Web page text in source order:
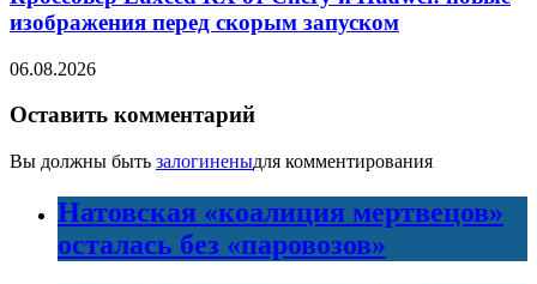
изображения перед скорым запуском
06.08.2026
Оставить комментарий
Вы должны быть залогиненыдля комментирования
Натовская «коалиция мертвецов»
осталась без «паровозов»